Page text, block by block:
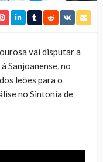
vai disputar a
Sanjoanense, no
leões para o
no Sintonia de